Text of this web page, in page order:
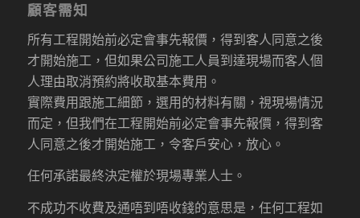
顧客需知
所有工程開始前必定會事先報價，得到客人同意之後
才開始施工，但如果公司施工人員到達現場而客人個
人理由取消預約將收取基本費用。
實際費用跟施工細節，選用的材料有關，視現場情況
而定，但我們在工程開始前必定會事先報價，得到客
人同意之後才開始施工，令客戶安心，放心。
任何承諾最終決定權於現場專業人士。
不成功不收費及通唔到唔收錢的意思是，任何工程如